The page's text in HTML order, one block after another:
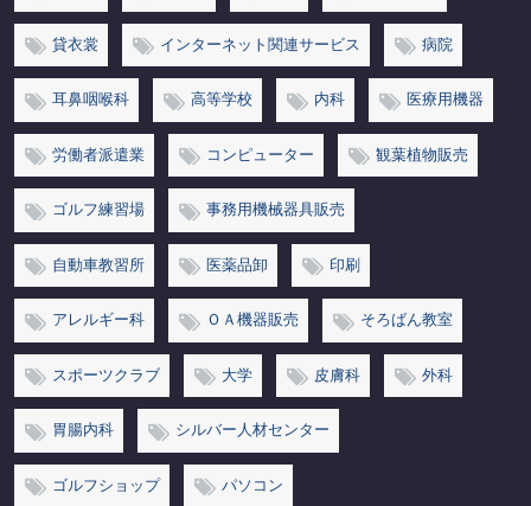
貸衣裳 インターネット関連サービス 病院
耳鼻咽喉科 高等学校 内科 医療用機器
労働者派遣業 コンピューター 観葉植物販売
ゴルフ練習場 事務用機械器具販売
自動車教習所 医薬品卸 印刷
アレルギー科 ＯＡ機器販売 そろばん教室
スポーツクラブ 大学 皮膚科 外科
胃腸内科 シルバー人材センター
ゴルフショップ パソコン